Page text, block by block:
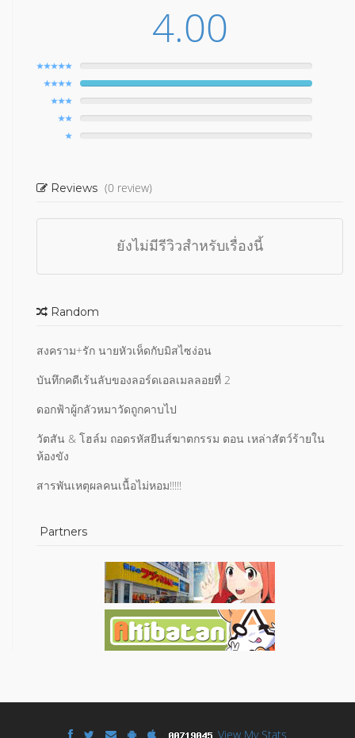
4.00
Reviews (0 review)
ยังไม่มีรีวิวสำหรับเรื่องนี้
Random
สงคราม+รัก นายหัวเห็ดกับมิสไซง่อน
บันทึกคดีเร้นลับของลอร์ดเอลเมลลอยที่ 2
ดอกฟ้าผู้กลัวหมาวัดถูกคาบไป
วัตสัน & โฮล์ม ถอดรหัสยีนส์ฆาตกรรม ตอน เหล่าสัตว์ร้ายใน
ห้องขัง
สารพันเหตุผลคนเนื้อไม่หอม!!!!!
Partners
View My Stats